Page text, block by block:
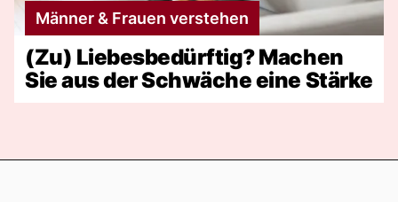
Männer & Frauen verstehen
(Zu) Liebesbedürftig? Machen
Sie aus der Schwäche eine Stärke